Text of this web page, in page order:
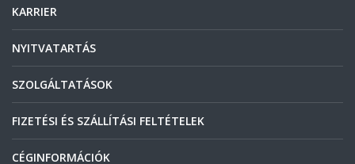
KARRIER
NYITVATARTÁS
SZOLGÁLTATÁSOK
FIZETÉSI ÉS SZÁLLÍTÁSI FELTÉTELEK
CÉGINFORMÁCIÓK